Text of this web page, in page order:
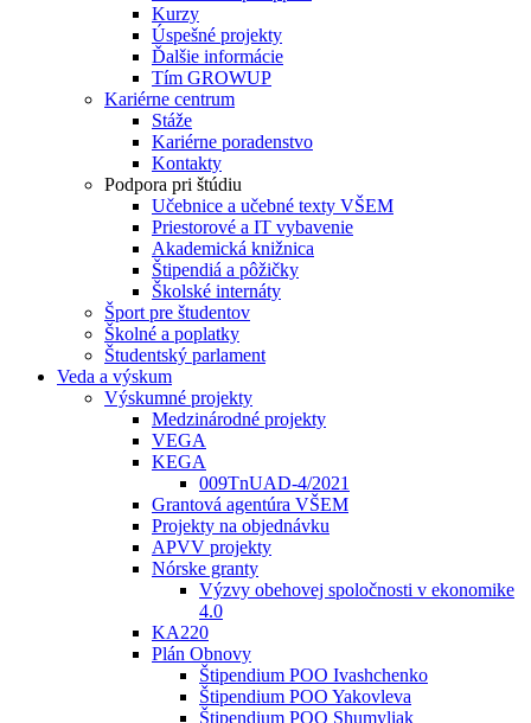
Kurzy
Úspešné projekty
Ďalšie informácie
Tím GROWUP
Kariérne centrum
Stáže
Kariérne poradenstvo
Kontakty
Podpora pri štúdiu
Učebnice a učebné texty VŠEM
Priestorové a IT vybavenie
Akademická knižnica
Štipendiá a pôžičky
Školské internáty
Šport pre študentov
Školné a poplatky
Študentský parlament
Veda a výskum
Výskumné projekty
Medzinárodné projekty
VEGA
KEGA
009TnUAD-4/2021
Grantová agentúra VŠEM
Projekty na objednávku
APVV projekty
Nórske granty
Výzvy obehovej spoločnosti v ekonomike
4.0
KA220
Plán Obnovy
Štipendium POO Ivashchenko
Štipendium POO Yakovleva
Štipendium POO Shumyliak